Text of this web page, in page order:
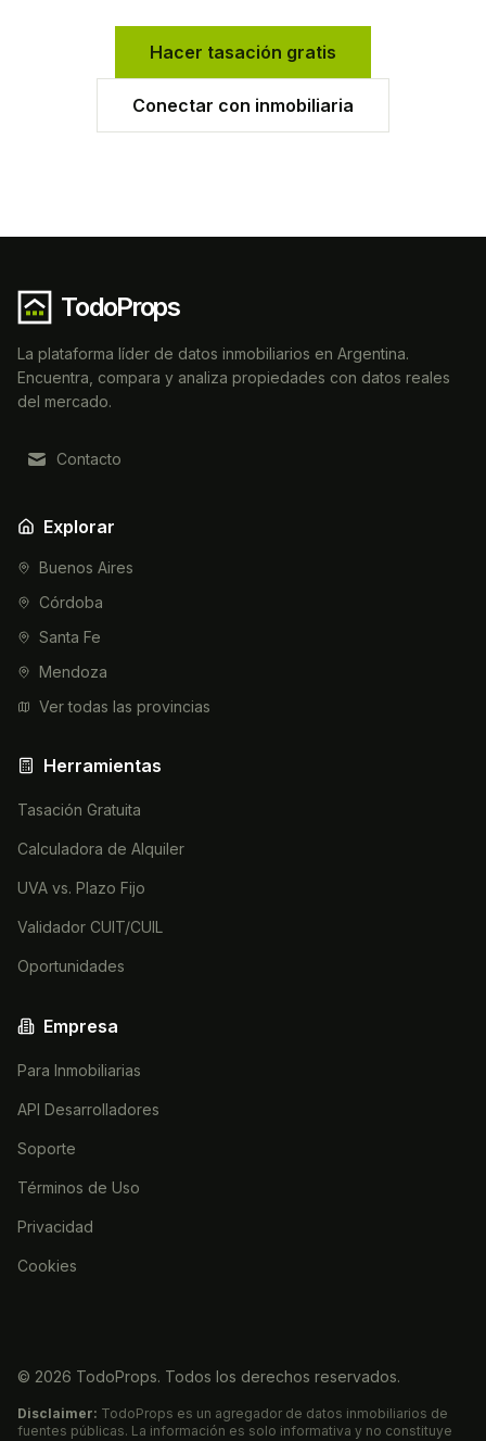
Hacer tasación gratis
Conectar con inmobiliaria
TodoProps
La plataforma líder de datos inmobiliarios en Argentina.
Encuentra, compara y analiza propiedades con datos reales
del mercado.
Contacto
Explorar
Buenos Aires
Córdoba
Santa Fe
Mendoza
Ver todas las provincias
Herramientas
Tasación Gratuita
Calculadora de Alquiler
UVA vs. Plazo Fijo
Validador CUIT/CUIL
Oportunidades
Empresa
Para Inmobiliarias
API Desarrolladores
Soporte
Términos de Uso
Privacidad
Cookies
© 2026 TodoProps. Todos los derechos reservados.
Disclaimer: TodoProps es un agregador de datos inmobiliarios de
fuentes públicas. La información es solo informativa y no constituye